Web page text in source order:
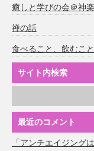
癒しと学びの会＠神
禅の話
食べること、飲むこと
サイト内検索
最近のコメント
「アンチエイジング